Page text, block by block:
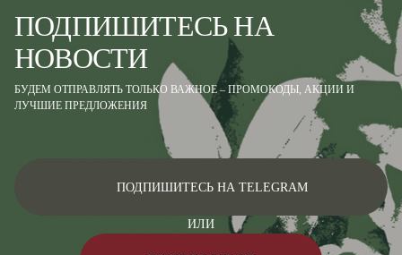
ПОДПИШИТЕСЬ НА
НОВОСТИ
БУДЕМ ОТПРАВЛЯТЬ ТОЛЬКО ВАЖНОЕ – ПРОМОКОДЫ, АКЦИИ И
ЛУЧШИЕ ПРЕДЛОЖЕНИЯ
ПОДПИШИТЕСЬ НА TELEGRAM
ИЛИ